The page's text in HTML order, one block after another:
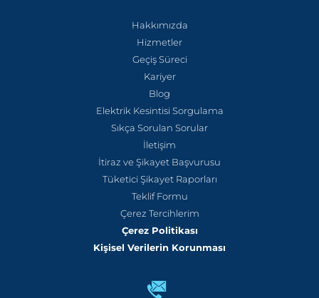
Hakkımızda
Hizmetler
Geçiş Süreci
Kariyer
Blog
Elektrik Kesintisi Sorgulama
Sıkça Sorulan Sorular
İletişim
İtiraz ve Şikayet Başvurusu
Tüketici Şikayet Raporları
Teklif Formu
Çerez Tercihlerim
Çerez Politikası
Kişisel Verilerin Korunması